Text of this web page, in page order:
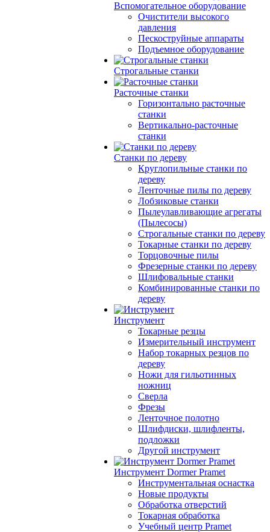
Вспомогательное оборудование
Очистители высокого
давления
Пескоструйные аппараты
Подъемное оборудование
Строгальные станки
Расточные станки
Горизонтально расточные
станки
Вертикально-расточные
станки
Станки по дереву
Круглопильные станки по
дереву
Ленточные пилы по дереву
Лобзиковые станки
Пылеулавливающие агрегаты
(Пылесосы)
Строгальные станки по дереву
Токарные станки по дереву
Торцовочные пилы
Фрезерные станки по дереву
Шлифовальные станки
Комбинированные станки по
дереву
Инструмент
Токарные резцы
Измерительный инструмент
Набор токарных резцов по
дереву
Ножи для гильотинных
ножниц
Сверла
Фрезы
Ленточное полотно
Шлифдиски, шлифленты,
подложки
Другой инструмент
Инструмент Dormer Pramet
Инструментальная оснастка
Новые продукты
Обработка отверстий
Токарная обработка
Учебный центр Pramet